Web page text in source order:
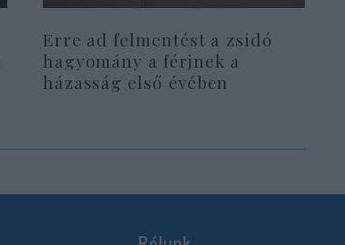
Erre ad felmentést a zsidó
hagyomány a férjnek a
házasság első évében